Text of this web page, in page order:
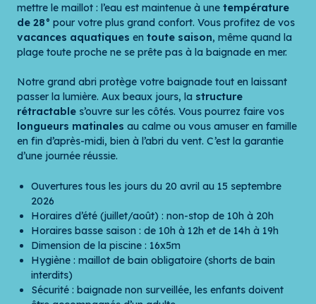
mettre le maillot : l’eau est maintenue à une température
de 28° pour votre plus grand confort. Vous profitez de vos
vacances aquatiques en toute saison, même quand la
plage toute proche ne se prête pas à la baignade en mer.
Notre grand abri protège votre baignade tout en laissant
passer la lumière. Aux beaux jours, la structure
rétractable s’ouvre sur les côtés. Vous pourrez faire vos
longueurs matinales au calme ou vous amuser en famille
en fin d’après-midi, bien à l’abri du vent. C’est la garantie
d’une journée réussie.
Ouvertures tous les jours du 20 avril au 15 septembre
2026
Horaires d’été (juillet/août) : non-stop de 10h à 20h
Horaires basse saison : de 10h à 12h et de 14h à 19h
Dimension de la piscine : 16x5m
Hygiène : maillot de bain obligatoire (shorts de bain
interdits)
Sécurité : baignade non surveillée, les enfants doivent